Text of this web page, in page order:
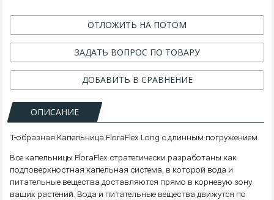
ОТЛОЖИТЬ НА ПОТОМ
ЗАДАТЬ ВОПРОС ПО ТОВАРУ
ДОБАВИТЬ В СРАВНЕНИЕ
ОПИСАНИЕ
Т-образная Капельница FloraFlex Long с длинным погружением.
Все капельницы FloraFlex стратегически разработаны как
подповерхностная капельная система, в которой вода и
питательные вещества доставляются прямо в корневую зону
ваших растений. Вода и питательные вещества движутся по